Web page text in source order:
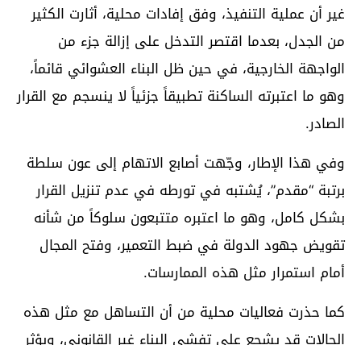
غير أن عملية التنفيذ، وفق إفادات محلية، أثارت الكثير
من الجدل، بعدما اقتصر التدخل على إزالة جزء من
الواجهة الخارجية، في حين ظل البناء العشوائي قائماً،
وهو ما اعتبرته الساكنة تطبيقاً جزئياً لا ينسجم مع القرار
الصادر.
وفي هذا الإطار، وجّهت أصابع الاتهام إلى عون سلطة
برتبة “مقدم”، يُشتبه في تورطه في عدم تنزيل القرار
بشكل كامل، وهو ما اعتبره متتبعون سلوكاً من شأنه
تقويض جهود الدولة في ضبط التعمير، وفتح المجال
أمام استمرار مثل هذه الممارسات.
كما حذرت فعاليات محلية من أن التساهل مع مثل هذه
الحالات قد يشجع على تفشي البناء غير القانوني، ويؤثر